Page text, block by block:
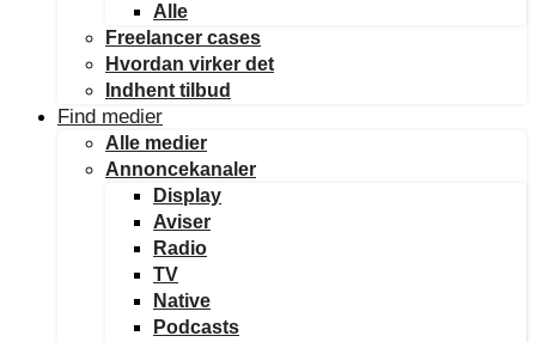
Alle
Freelancer cases
Hvordan virker det
Indhent tilbud
Find medier
Alle medier
Annoncekanaler
Display
Aviser
Radio
TV
Native
Podcasts